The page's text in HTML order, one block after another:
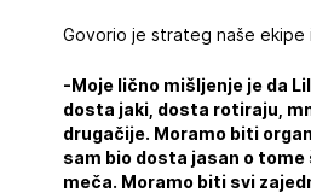
Govorio je strateg naše ekipe
-Moje lično mišljenje je da
dosta jaki, dosta rotiraju,
drugačije. Moramo biti
sam bio dosta jasan o tome
meča. Moramo biti svi